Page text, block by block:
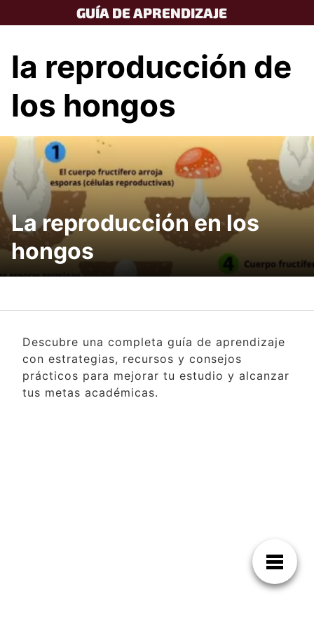
to
GUÍA DE APRENDIZAJE
la reproducción de
los hongos
La reproducción en los
hongos
Descubre una completa guía de aprendizaje
con estrategias, recursos y consejos
prácticos para mejorar tu estudio y alcanzar
tus metas académicas.